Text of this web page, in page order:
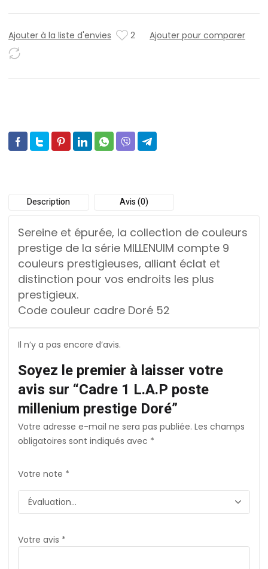
Ajouter à la liste d'envies 2 Ajouter pour comparer
Description Avis (0)
Sereine et épurée, la collection de couleurs
prestige de la série MILLENUIM compte 9
couleurs prestigieuses, alliant éclat et
distinction pour vos endroits les plus
prestigieux.
Code couleur cadre Doré 52
Il n’y a pas encore d’avis.
Soyez le premier à laisser votre
avis sur “Cadre 1 L.A.P poste
millenium prestige Doré”
Votre adresse e-mail ne sera pas publiée. Les champs
obligatoires sont indiqués avec *
Votre note *
Votre avis *